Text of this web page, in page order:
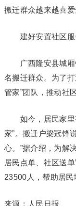
搬迁群众越来越喜爱
建好安置社区服
广西隆安县城厢
名搬迁群众。为了打
管家”团队，推动社
如今，居民家里
家”。搬迁户梁冠锋
心。”据介绍，为解
居民点单、社区送
23500人，帮助居民
来源：人民日报